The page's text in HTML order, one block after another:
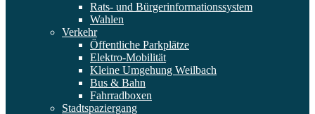
Rats- und Bürgerinformationssystem
Wahlen
Verkehr
Öffentliche Parkplätze
Elektro-Mobilität
Kleine Umgehung Weilbach
Bus & Bahn
Fahrradboxen
Stadtspaziergang